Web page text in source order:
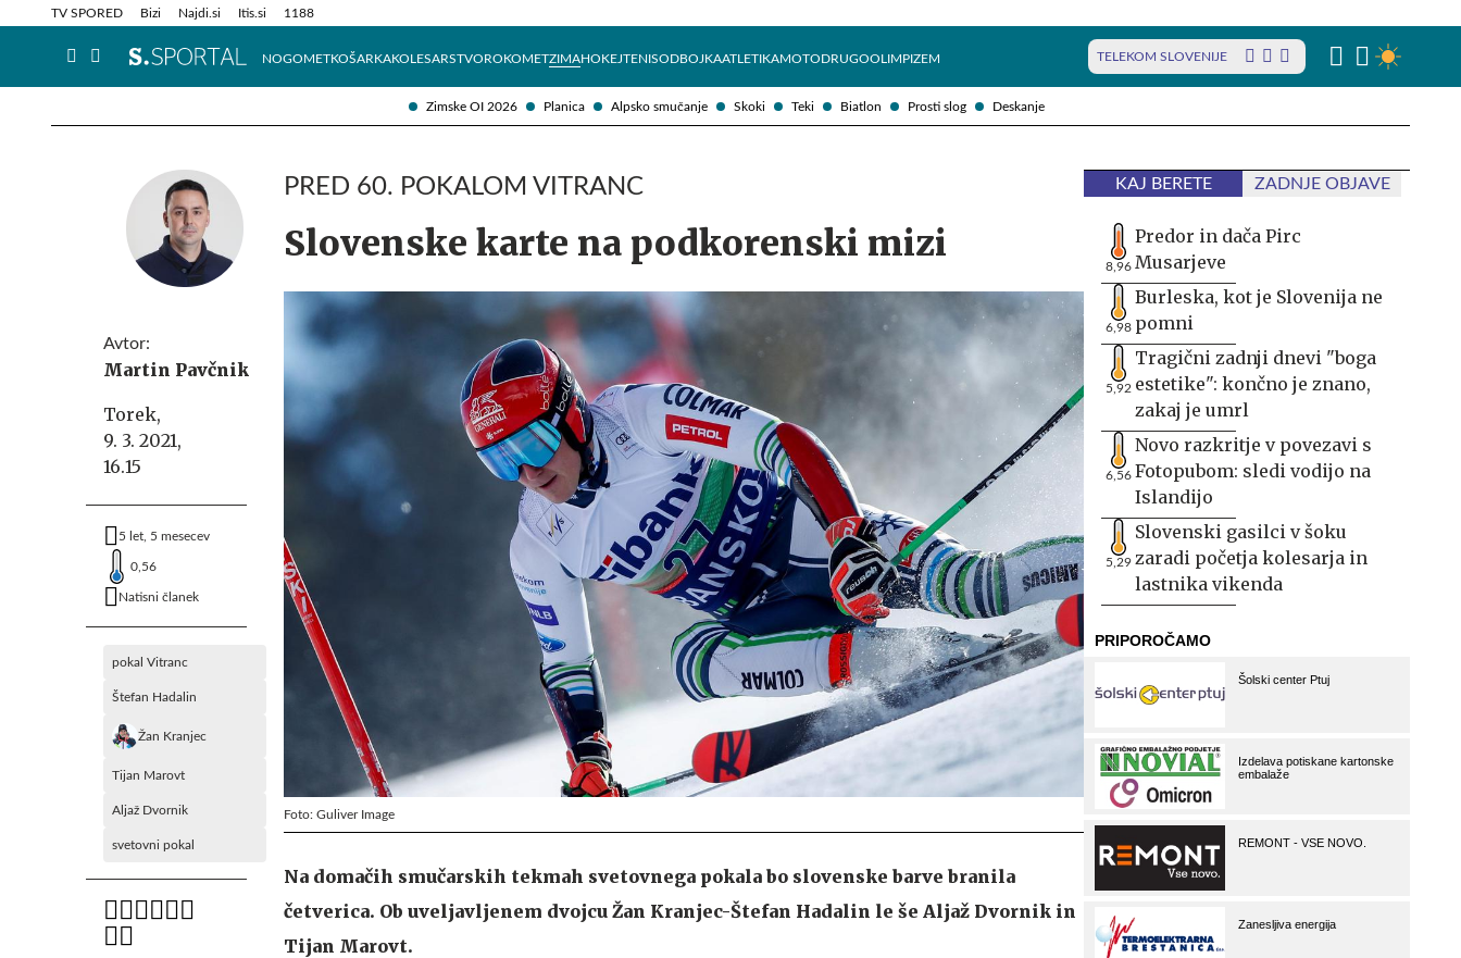
Zimske OI 2026 Planica Alpsko smučanje Skoki Teki Biatlon Prosti slog Deskanje
TV SPORED Bizi Najdi.si Itis.si 1188
NOGOMETKOŠARKAKOLESARSTVOROKOMETZIMAHOKEJTENISODBOJKAATLETIKAMOTODRUGOOLIMPIZEM TELEKOM SLOVENIJE
Info in obvestila Tehnik
Avtor:
Martin Pavčnik
Torek,
9. 3. 2021,
16.15
5 let, 5 mesecev
0,56
Natisni članek
pokal Vitranc
Štefan Hadalin
Žan Kranjec
Tijan Marovt
Aljaž Dvornik
svetovni pokal
PRED 60. POKALOM VITRANC
Slovenske karte na podkorenski mizi
Foto: Guliver Image
Na domačih smučarskih tekmah svetovnega pokala bo slovenske barve branila
četverica. Ob uveljavljenem dvojcu Žan Kranjec-Štefan Hadalin le še Aljaž Dvornik in
Tijan Marovt.
KAJ BERETE ZADNJE OBJAVE
8,96
Predor in dača Pirc
Musarjeve
6,98
Burleska, kot je Slovenija ne
pomni
5,92
Tragični zadnji dnevi "boga
estetike": končno je znano,
zakaj je umrl
6,56
Novo razkritje v povezavi s
Fotopubom: sledi vodijo na
Islandijo
5,29
Slovenski gasilci v šoku
zaradi početja kolesarja in
lastnika vikenda